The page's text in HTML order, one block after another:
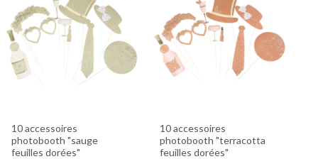
10 accessoires
photobooth "sauge
feuilles dorées"
10 accessoires
photobooth "terracotta
feuilles dorées"